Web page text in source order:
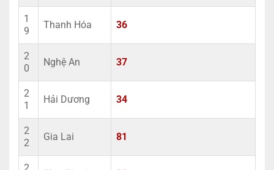
1
9
Thanh Hóa 36
2
0
Nghệ An 37
2
1
Hải Dương 34
2
2
Gia Lai 81